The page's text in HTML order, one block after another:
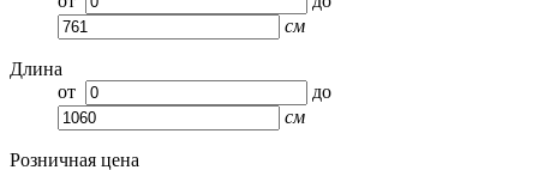
см
Длина
от
до
см
Розничная цена